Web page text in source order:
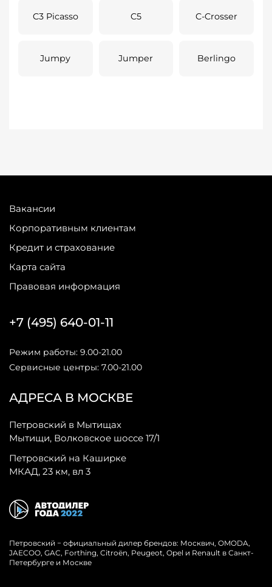
C3 Picasso C5 C-Crosser
Jumpy Jumper Berlingo
Вакансии
Корпоративным клиентам
Кредит и страхование
Карта сайта
Правовая информация
АДРЕСА В МОСКВЕ
Петровский в Мытищах
Мытищи, Волковское шоссе 17/1
Петровский на Каширке
МКАД, 23 км, вл 3
+7 (495) 640-01-11
Режим работы: 9.00-21.00
Сервисные центры: 7.00-21.00
Петровский − официальный дилер брендов: Москвич, OMODA,
JAECOO, GAC, Forthing, Citroёn, Peugeot, Opel и Renault в Санкт-
Петербурге и Москве